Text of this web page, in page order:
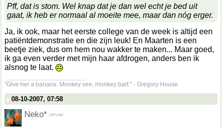
Pff, dat is stom. Wel knap dat je dan wel echt je bed uit
gaat, ik heb er normaal al moeite mee, maar dan nóg erger.
Ja, ik ook, maar het eerste college van de week is altijd een
patiëntdemonstratie en die zijn leuk! En Maarten is een
beetje ziek, dus om hem nou wakker te maken... Maar goed,
ik ga even verder met mijn haar afdrogen, anders ben ik
alsnog te laat.
"Give her a banana. Monkey see, monkey barf." - Gregory House
08-10-2007, 07:58
Neko*